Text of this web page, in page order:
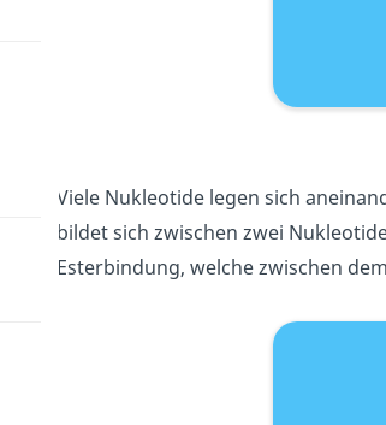
Viele Nukleotide legen sich
bildet sich zwischen zwei
Esterbindung, welche zwischen